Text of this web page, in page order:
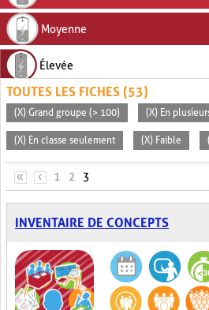
Moyenne
Élevée
TOUTES LES FICHES (53)
(X) Grand groupe (> 100) (X) En
(X) En classe seulement (X) Faible
PAGES
« ‹ 1 2 3
INVENTAIRE DE CONCEPTS